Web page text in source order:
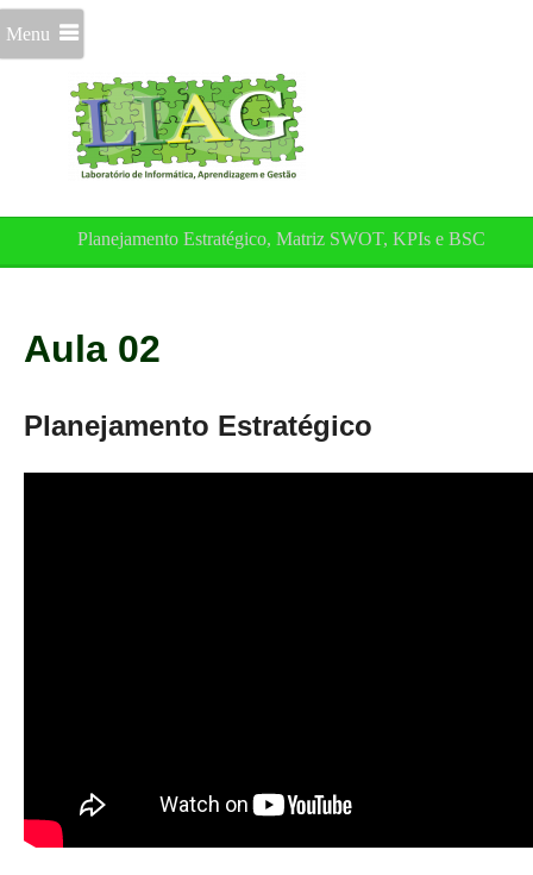
Menu
Planejamento Estratégico, Matriz SWOT, KPIs e BSC
Aula 02
Planejamento Estratégico